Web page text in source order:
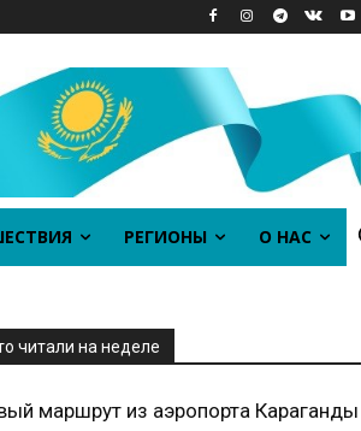
РЕГИОНЫ О НАС
читали на неделе
маршрут из аэропорта Караганды